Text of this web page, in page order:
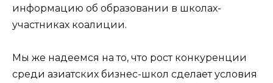
информацию об образовании в школах-
участниках коалиции.
Мы же надеемся на то, что рост конкуренции
среди азиатских бизнес-школ сделает условия